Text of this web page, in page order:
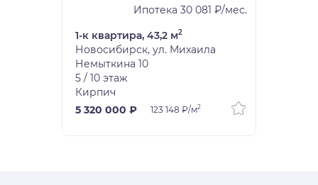
Ипотека 30 081 ₽/мес.
1-к квартира, 43,2 м2
Новосибирск, ул. Михаила
Немыткина 10
5 / 10 этаж
Кирпич
5 320 000 ₽
123 148 ₽/м2